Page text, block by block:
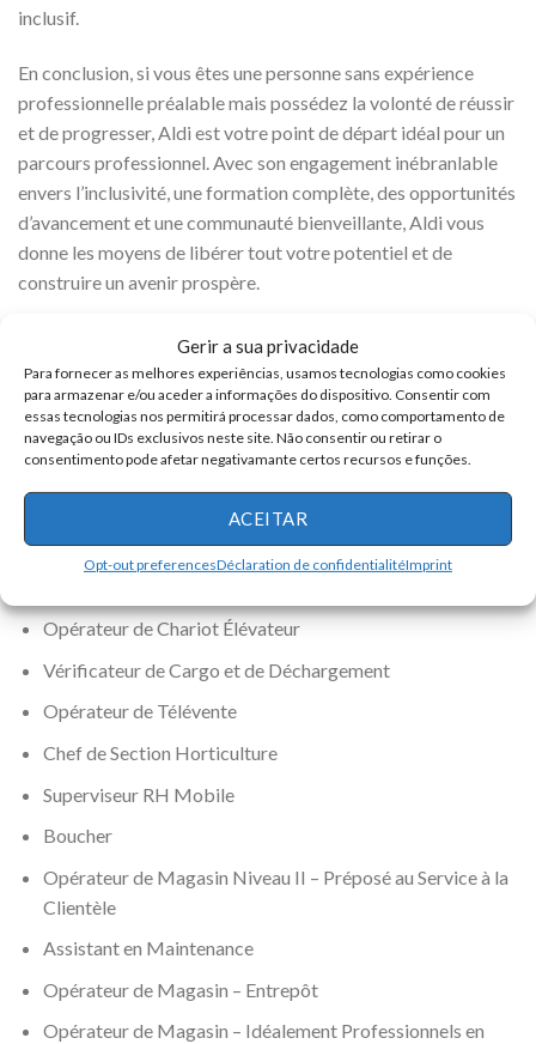
Gerir a sua privacidade
Para fornecer as melhores experiências, usamos tecnologias como cookies
para armazenar e/ou aceder a informações do dispositivo. Consentir com
essas tecnologias nos permitirá processar dados, como comportamento de
navegação ou IDs exclusivos neste site. Não consentir ou retirar o
consentimento pode afetar negativamante certos recursos e funções.
ACEITAR
Opt-out preferencesDéclaration de confidentialitéImprint
inclusif.
En conclusion, si vous êtes une personne sans expérience
professionnelle préalable mais possédez la volonté de réussir
et de progresser, Aldi est votre point de départ idéal pour un
parcours professionnel. Avec son engagement inébranlable
envers l’inclusivité, une formation complète, des opportunités
d’avancement et une communauté bienveillante, Aldi vous
donne les moyens de libérer tout votre potentiel et de
construire un avenir prospère.
Opportunités chez Aldi
Technicien en Sécurité Professionnelle, et bien plus
encore!
Superviseur Administratif
Emballeur
Opérateur de Chariot Élévateur
Vérificateur de Cargo et de Déchargement
Opérateur de Télévente
Chef de Section Horticulture
Superviseur RH Mobile
Boucher
Opérateur de Magasin Niveau II – Préposé au Service à la
Clientèle
Assistant en Maintenance
Opérateur de Magasin – Entrepôt
Opérateur de Magasin – Idéalement Professionnels en